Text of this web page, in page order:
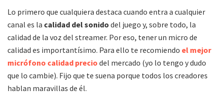
Lo primero que cualquiera destaca cuando entra a cualquier
canal es la calidad del sonido del juego y, sobre todo, la
calidad de la voz del streamer. Por eso, tener un micro de
calidad es importantísimo. Para ello te recomiendo el mejor
micrófono calidad precio del mercado (yo lo tengo y dudo
que lo cambie). Fijo que te suena porque todos los creadores
hablan maravillas de él.